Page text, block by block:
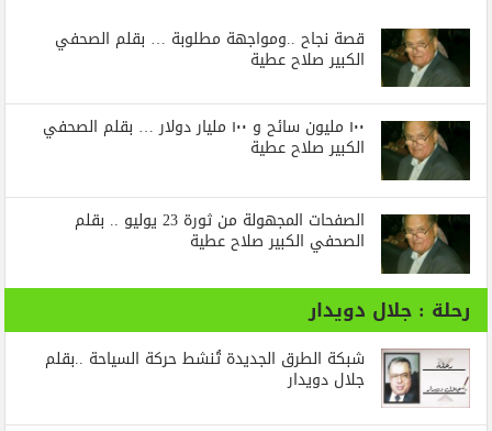
قصة نجاح ..ومواجهة مطلوبة … بقلم الصحفي
الكبير صلاح عطية
١٠٠ مليون سائح و ١٠٠ مليار دولار … بقلم الصحفي
الكبير صلاح عطية
الصفحات المجهولة من ثورة 23 يوليو .. بقلم
الصحفي الكبير صلاح عطية
رحلة : جلال دويدار
شبكة الطرق الجديدة تُنشط حركة السياحة ..بقلم
جلال دويدار